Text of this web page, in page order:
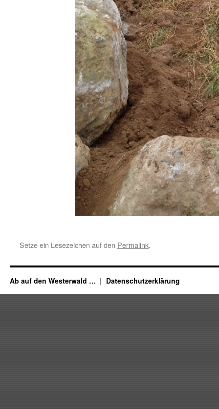
Setze ein Lesezeichen auf den Permalink.
Ab auf den Westerwald … Datenschutzerklärung